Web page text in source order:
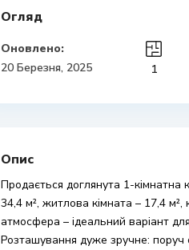
Огляд
Оновлено:
20 Березня, 2025
1
Опис
Продається доглянута 1-
34,4 м², житлова кімната – 17,4
атмосфера – ідеальний варіант
Розташування дуже зручне: поруч